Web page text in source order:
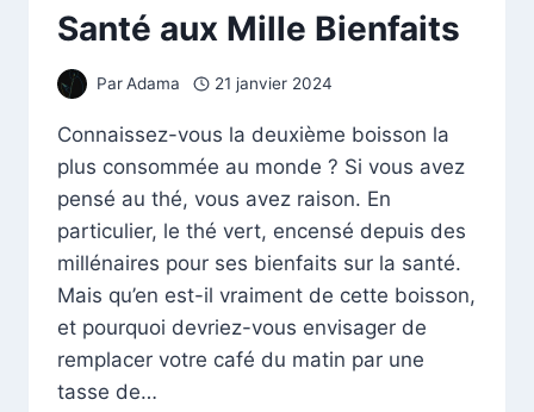
Santé aux Mille Bienfaits
ParAdama 21 janvier 2024
Connaissez-vous la deuxième boisson la
plus consommée au monde ? Si vous avez
pensé au thé, vous avez raison. En
particulier, le thé vert, encensé depuis des
millénaires pour ses bienfaits sur la santé.
Mais qu’en est-il vraiment de cette boisson,
et pourquoi devriez-vous envisager de
remplacer votre café du matin par une
tasse de…